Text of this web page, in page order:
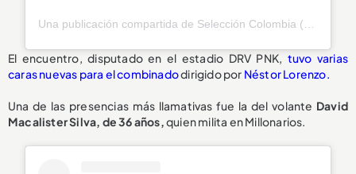
El encuentro, disputado en el estadio DRV PNK, tuvo varias
caras nuevas para el combinadodirigido por Néstor Lorenzo.
Una de las presencias más llamativas fue la del volante David
Macalister Silva, de 36 años, quien milita en Millonarios.